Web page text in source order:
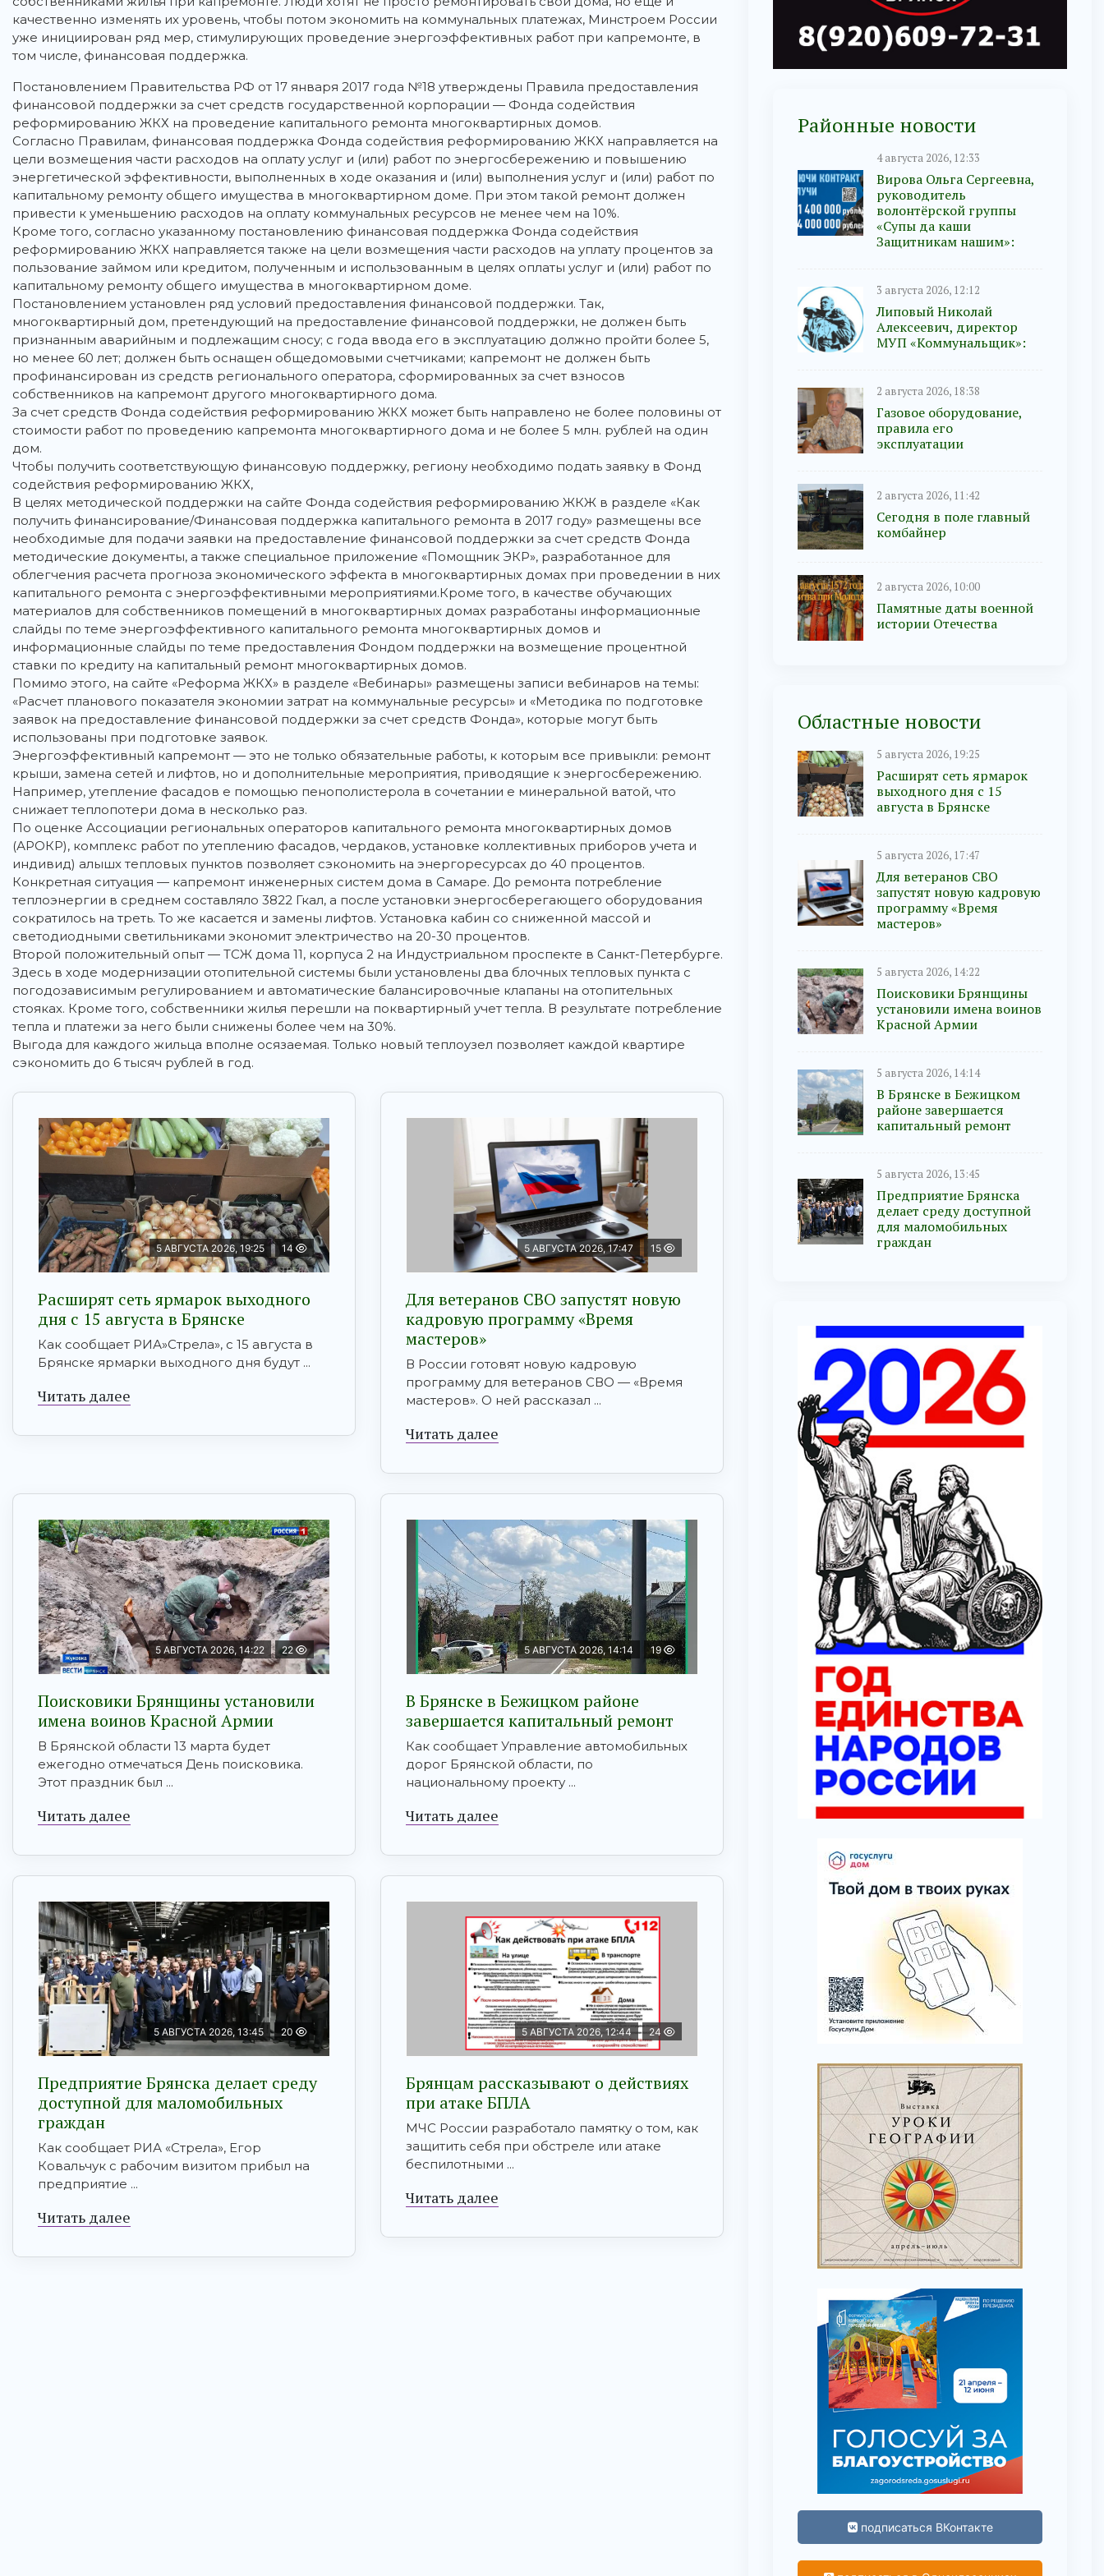
качественно изменять их уровень, чтобы потом экономить на коммунальных платежах, Минстроем России
уже инициирован ряд мер, стимулирующих проведение энергоэффективных работ при капремонте, в
том числе, финансовая поддержка.
Постановлением Правительства РФ от 17 января 2017 года №18 утверждены Правила предоставления
финансовой поддержки за счет средств государственной корпорации — Фонда содействия
реформированию ЖКХ на проведение капитального ремонта многоквартирных домов.
Согласно Правилам, финансовая поддержка Фонда содействия реформированию ЖКХ направляется на
цели возмещения части расходов на оплату услуг и (или) работ по энергосбережению и повышению
энергетической эффективности, выполненных в ходе оказания и (или) выполнения услуг и (или) работ по
капитальному ремонту общего имущества в многоквартирном доме. При этом такой ремонт должен
привести к уменьшению расходов на оплату коммунальных ресурсов не менее чем на 10%.
Кроме того, согласно указанному постановлению финансовая поддержка Фонда содействия
реформированию ЖКХ направляется также на цели возмещения части расходов на уплату процентов за
пользование займом или кредитом, полученным и использованным в целях оплаты услуг и (или) работ по
капитальному ремонту общего имущества в многоквартирном доме.
Постановлением установлен ряд условий предоставления финансовой поддержки. Так,
многоквартирный дом, претендующий на предоставление финансовой поддержки, не должен быть
признанным аварийным и подлежащим сносу; с года ввода его в эксплуатацию должно пройти более 5,
но менее 60 лет; должен быть оснащен общедомовыми счетчиками; капремонт не должен быть
профинансирован из средств регионального оператора, сформированных за счет взносов
собственников на капремонт другого многоквартирного дома.
За счет средств Фонда содействия реформированию ЖКХ может быть направлено не более половины от
стоимости работ по проведению капремонта многоквартирного дома и не более 5 млн. рублей на один
дом.
Чтобы получить соответствующую финансовую поддержку, региону необходимо подать заявку в Фонд
содействия реформированию ЖКХ,
В целях методической поддержки на сайте Фонда содействия реформированию ЖКЖ в разделе «Как
получить финансирование/Финансовая поддержка капитального ремонта в 2017 году» размещены все
необходимые для подачи заявки на предоставление финансовой поддержки за счет средств Фонда
методические документы, а также специальное приложение «Помощник ЭКР», разработанное для
облегчения расчета прогноза экономического эффекта в многоквартирных домах при проведении в них
капитального ремонта с энергоэффективными мероприятиями.Кроме того, в качестве обучающих
материалов для собственников помещений в многоквартирных домах разработаны информационные
слайды по теме энергоэффективного капитального ремонта многоквартирных домов и
информационные слайды по теме предоставления Фондом поддержки на возмещение процентной
ставки по кредиту на капитальный ремонт многоквартирных домов.
Помимо этого, на сайте «Реформа ЖКХ» в разделе «Вебинары» размещены записи вебинаров на темы:
«Расчет планового показателя экономии затрат на коммунальные ресурсы» и «Методика по подготовке
заявок на предоставление финансовой поддержки за счет средств Фонда», которые могут быть
использованы при подготовке заявок.
Энергоэффективный капремонт — это не только обязательные работы, к которым все привыкли: ремонт
крыши, замена сетей и лифтов, но и дополнительные мероприятия, приводящие к энергосбережению.
Например, утепление фасадов е помощью пенополистерола в сочетании е минеральной ватой, что
снижает теплопотери дома в несколько раз.
По оценке Ассоциации региональных операторов капитального ремонта многоквартирных домов
(АРОКР), комплекс работ по утеплению фасадов, чердаков, установке коллективных приборов учета и
индивид) алышх тепловых пунктов позволяет сэкономить на энергоресурсах до 40 процентов.
Конкретная ситуация — капремонт инженерных систем дома в Самаре. До ремонта потребление
теплоэнергии в среднем составляло 3822 Гкал, а после установки энергосберегающего оборудования
сократилось на треть. То же касается и замены лифтов. Установка кабин со сниженной массой и
светодиодными светильниками экономит электричество на 20-30 процентов.
Второй положительный опыт — ТСЖ дома 11, корпуса 2 на Индустриальном проспекте в Санкт-Петербурге.
Здесь в ходе модернизации отопительной системы были установлены два блочных тепловых пункта с
погодозависимым регулированием и автоматические балансировочные клапаны на отопительных
стояках. Кроме того, собственники жилья перешли на поквартирный учет тепла. В результате потребление
тепла и платежи за него были снижены более чем на 30%.
Выгода для каждого жильца вполне осязаемая. Только новый теплоузел позволяет каждой квартире
сэкономить до 6 тысяч рублей в год.
5 АВГУСТА 2026, 19:25 14
Расширят сеть ярмарок выходного
дня с 15 августа в Брянске
Как сообщает РИА»Стрела», с 15 августа в
Брянске ярмарки выходного дня будут ...
Читать далее
5 АВГУСТА 2026, 17:47 15
Для ветеранов СВО запустят новую
кадровую программу «Время
мастеров»
В России готовят новую кадровую
программу для ветеранов СВО — «Время
мастеров». О ней рассказал ...
Читать далее
5 АВГУСТА 2026, 14:22 22
Поисковики Брянщины установили
имена воинов Красной Армии
В Брянской области 13 марта будет
ежегодно отмечаться День поисковика.
Этот праздник был ...
Читать далее
5 АВГУСТА 2026, 14:14 19
В Брянске в Бежицком районе
завершается капитальный ремонт
Как сообщает Управление автомобильных
дорог Брянской области, по
национальному проекту ...
Читать далее
5 АВГУСТА 2026, 13:45 20
Предприятие Брянска делает среду
доступной для маломобильных
граждан
Как сообщает РИА «Стрела», Егор
Ковальчук с рабочим визитом прибыл на
предприятие ...
Читать далее
5 АВГУСТА 2026, 12:44 24
Брянцам рaссказывают о действиях
при атаке БПЛA
МЧС России разработало памятку о том, как
защитить себя при обстреле или атаке
беспилотными ...
Читать далее
Районные новости
4 августа 2026, 12:33
Вирова Ольга Сергеевна,
руководитель
волонтёрской группы
«Супы да каши
Защитникам нашим»:
3 августа 2026, 12:12
Липовый Николай
Алексеевич, директор
МУП «Коммунальщик»:
2 августа 2026, 18:38
Газовое оборудование,
правила его
эксплуатации
2 августа 2026, 11:42
Сегодня в поле главный
комбайнер
2 августа 2026, 10:00
Памятные даты военной
истории Отечества
Областные новости
5 августа 2026, 19:25
Расширят сеть ярмарок
выходного дня с 15
августа в Брянске
5 августа 2026, 17:47
Для ветеранов СВО
запустят новую кадровую
программу «Время
мастеров»
5 августа 2026, 14:22
Поисковики Брянщины
установили имена воинов
Красной Армии
5 августа 2026, 14:14
В Брянске в Бежицком
районе завершается
капитальный ремонт
5 августа 2026, 13:45
Предприятие Брянска
делает среду доступной
для маломобильных
граждан
подписаться ВКонтакте